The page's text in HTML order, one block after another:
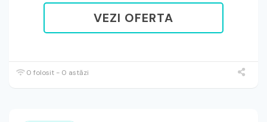
VEZI OFERTA
0 folosit - 0 astăzi